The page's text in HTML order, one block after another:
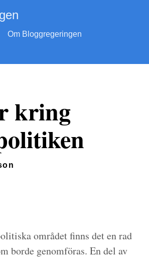
Om Bloggregeringen
kring
området finns det en rad
borde genomföras. En del av